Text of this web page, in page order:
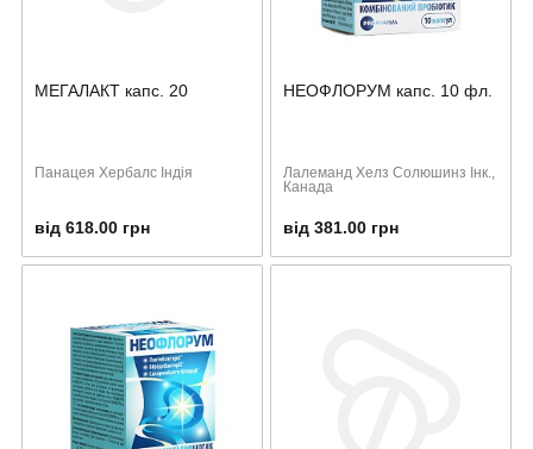
МЕГАЛАКТ капс. 20
Панацея Хербалс Індія
від 618.00 грн
НЕОФЛОРУМ капс. 10 фл.
Лалеманд Хелз Солюшинз Інк.,
Канада
від 381.00 грн